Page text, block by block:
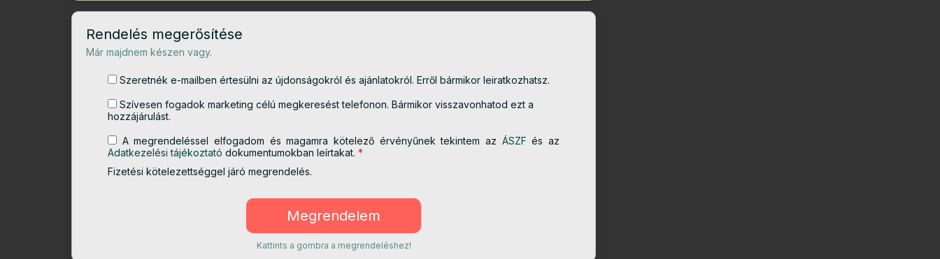
Rendelés megerősítése
Már majdnem készen vagy.
Szeretnék e-mailben értesülni az újdonságokról és ajánlatokról. Erről bármikor leiratkozhatsz.
Szívesen fogadok marketing célú megkeresést telefonon. Bármikor visszavonhatod ezt a
hozzájárulást.
A megrendeléssel elfogadom és magamra kötelező érvényűnek tekintem az ÁSZF és az
Adatkezelési tájékoztató dokumentumokban leírtakat. *
Fizetési kötelezettséggel járó megrendelés.
Kattints a gombra a megrendeléshez!